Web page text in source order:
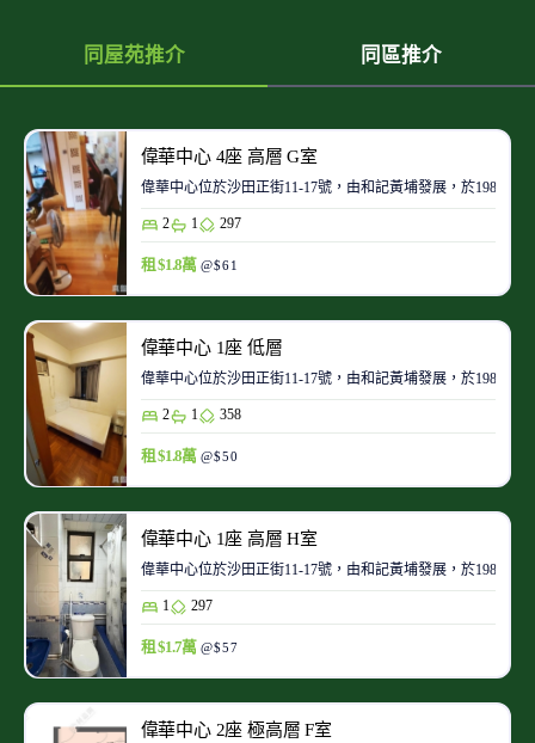
同屋苑推介 同區推介
偉華中心 4座 高層 G室
偉華中心位於沙田正街11-17號，由和記黃埔發展，於1986-
2 1 297
租 $1.8萬 @$61
偉華中心 1座 低層
偉華中心位於沙田正街11-17號，由和記黃埔發展，於1986-
2 1 358
租 $1.8萬 @$50
偉華中心 1座 高層 H室
偉華中心位於沙田正街11-17號，由和記黃埔發展，於1986-
1 297
租 $1.7萬 @$57
偉華中心 2座 極高層 F室